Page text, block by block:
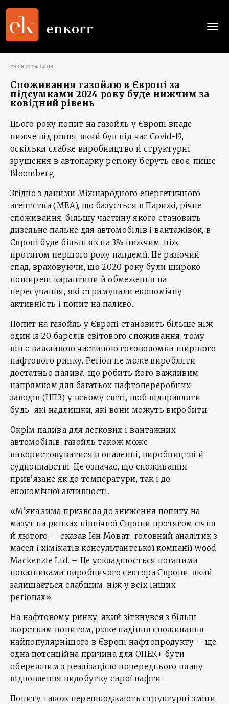
28.08.2024 14:03
Споживання газойлю в Європі за
підсумками 2024 року буде нижчим за
ковідний рівень
Цього року попит на газойль у Європі впаде
нижче від рівня, який був під час Covid-19,
оскільки слабке виробництво й структурні
зрушення в автопарку регіону беруть своє, пише
Bloomberg.
Згідно з даними Міжнародного енергетичного
агентства (МЕА), що базується в Парижі, річне
споживання, більшу частину якого становить
дизельне пальне для автомобілів і вантажівок, в
Європі буде більш як на 3% нижчим, ніж
протягом першого року пандемії. Це разючий
спад, враховуючи, що 2020 року були широко
поширені карантини й обмеження на
пересування, які стримували економічну
активність і попит на паливо.
Попит на газойль у Європі становить більше ніж
один із 20 барелів світового споживання, тому
він є важливою частиною головоломки ширшого
нафтового ринку. Регіон не може виробляти
достатньо палива, що робить його важливим
напрямком для багатьох нафтопереробних
заводів (НПЗ) у всьому світі, щоб відправляти
будь-які надлишки, які вони можуть виробити.
Окрім палива для легкових і вантажних
автомобілів, газойль також може
використовуватися в опаленні, виробництві й
судноплавстві. Це означає, що споживання
прив’язане як до температури, так і до
економічної активності.
«М’яка зима призвела до зниження попиту на
мазут на ринках північної Європи протягом січня
й лютого, – сказав Ієн Моват, головний аналітик з
масел і хімікатів консультантської компанії Wood
Mackenzie Ltd. – Це ускладнюється поганими
показниками виробничого сектора Європи, який
залишається слабшим, ніж у всіх інших
регіонах».
На нафтовому ринку, який зіткнувся з більш
жорстким попитом, різке падіння споживання
найпопулярнішого в Європі нафтопродукту – ще
одна потенційна причина для ОПЕК+ бути
обережним з реалізацією попереднього плану
відновлення видобутку сирої нафти.
Попиту також перешкоджають структурні зміни